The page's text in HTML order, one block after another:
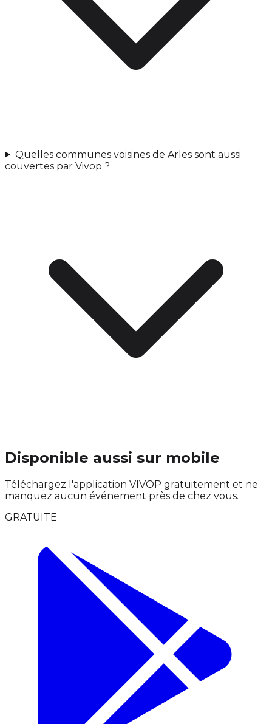
Quelles communes voisines de Arles sont aussi
couvertes par Vivop ?
Disponible aussi sur mobile
Téléchargez l'application VIVOP gratuitement et ne
manquez aucun événement près de chez vous.
GRATUITE